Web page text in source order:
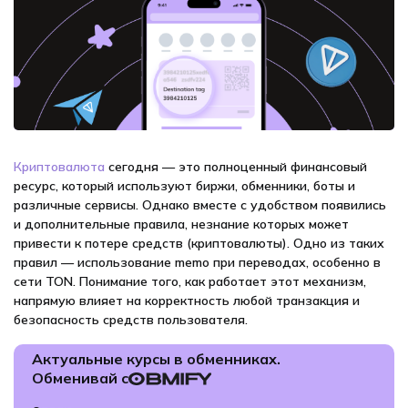
Криптовалюта сегодня — это полноценный финансовый
ресурс, который используют биржи, обменники, боты и
различные сервисы. Однако вместе с удобством появились
и дополнительные правила, незнание которых может
привести к потере средств (криптовалюты). Одно из таких
правил — использование memo при переводах, особенно в
сети TON. Понимание того, как работает этот механизм,
напрямую влияет на корректность любой транзакция и
безопасность средств пользователя.